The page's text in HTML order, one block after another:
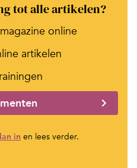
tot alle artikelen?
online
artikelen
in en lees verder.